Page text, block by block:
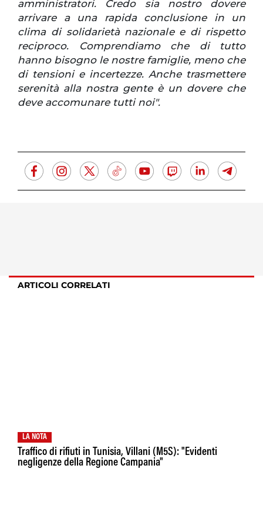
amministratori. Credo sia nostro dovere
arrivare a una rapida conclusione in un
clima di solidarietà nazionale e di rispetto
reciproco. Comprendiamo che di tutto
hanno bisogno le nostre famiglie, meno che
di tensioni e incertezze. Anche trasmettere
serenità alla nostra gente è un dovere che
deve accomunare tutti noi".
ARTICOLI CORRELATI
LA NOTA
Traffico di rifiuti in Tunisia, Villani (M5S): "Evidenti
negligenze della Regione Campania"